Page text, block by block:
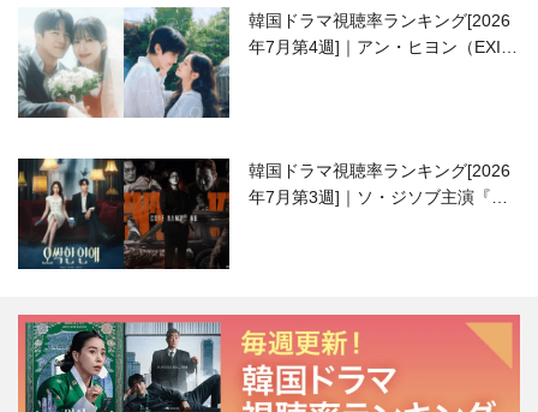
韓国ドラマ視聴率ランキング[2026
年7月第4週]｜アン・ヒヨン（EXID
韓国ドラマ視聴率ランキング[2026
年7月第3週]｜ソ・ジソブ主演『エ